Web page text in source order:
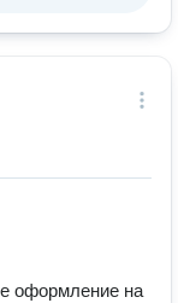
оформление на